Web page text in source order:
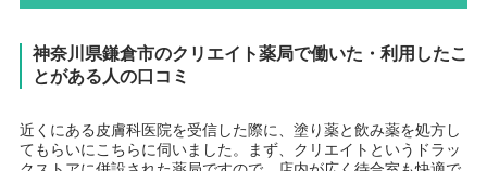
神奈川県鎌倉市のクリエイト薬局で働いた・利用したこ
とがある人の口コミ
近くにある皮膚科医院を受信した際に、塗り薬と飲み薬を処方し
てもらいにこちらに伺いました。まず、クリエイトというドラッ